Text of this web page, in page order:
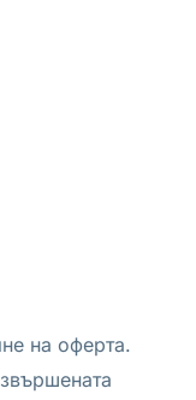
на оферта.